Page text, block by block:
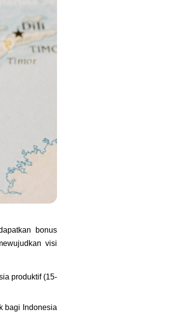
bonus
visi
produktif (15-
bagi Indonesia